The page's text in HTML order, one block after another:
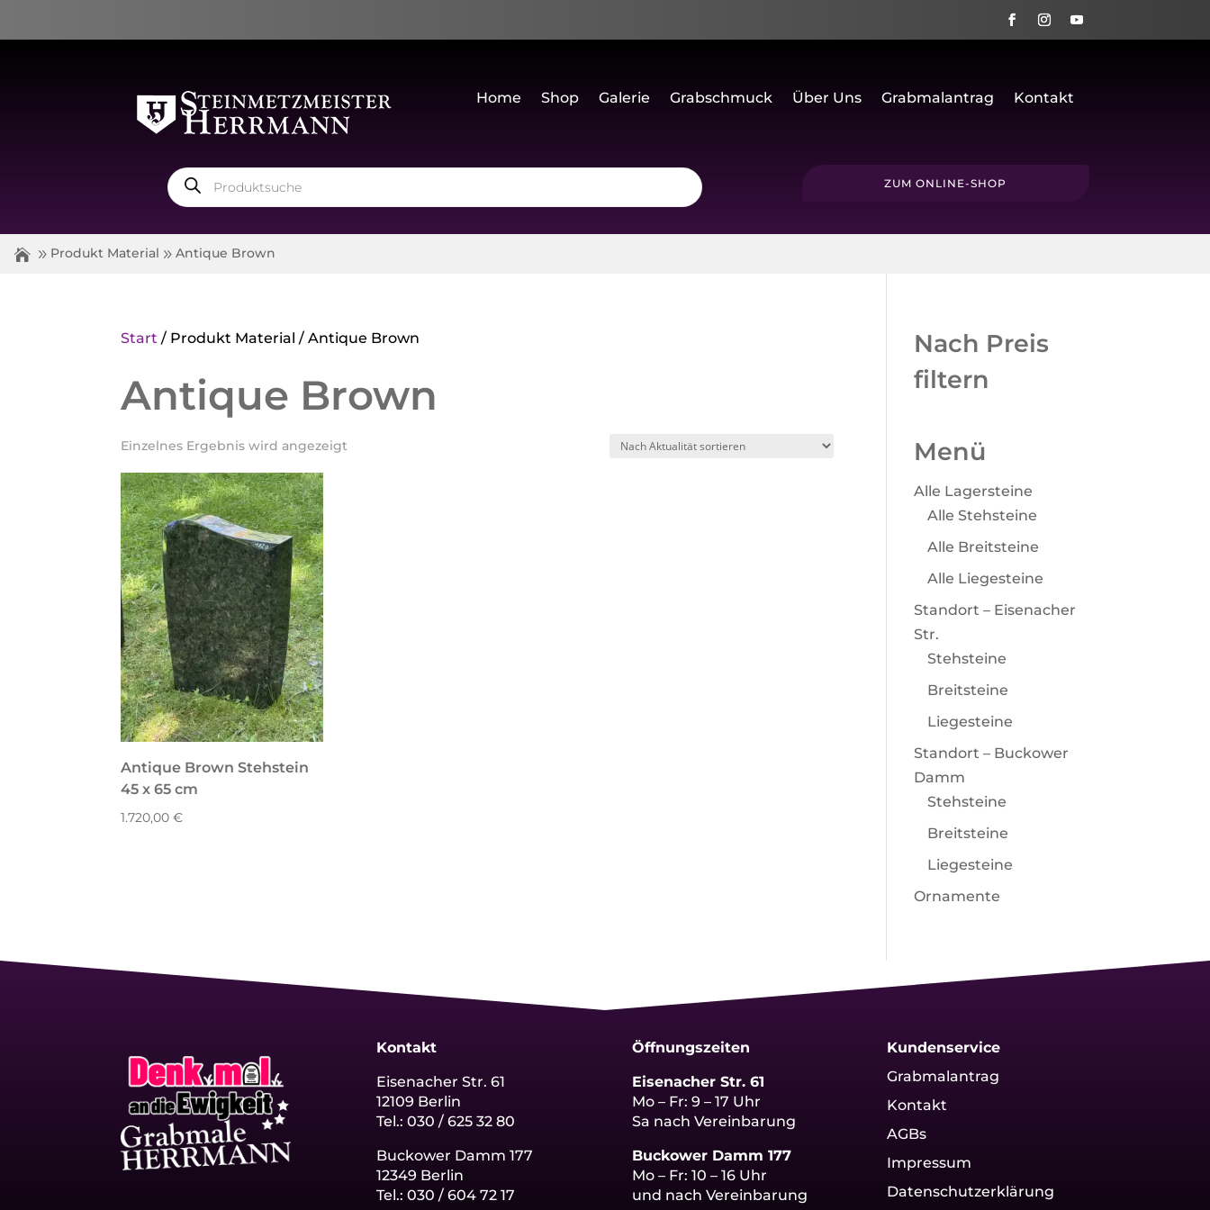
Home Shop Galerie Grabschmuck Über Uns Grabmalantrag Kontakt
Products
search
ZUM ONLINE-SHOP
Produkt Material Antique Brown
Start / Produkt Material / Antique Brown
Antique Brown
Einzelnes Ergebnis wird angezeigt
Antique Brown Stehstein
45 x 65 cm
1.720,00€
Nach Preis
filtern
Menü
Alle Lagersteine
Alle Stehsteine
Alle Breitsteine
Alle Liegesteine
Standort – Eisenacher
Str.
Stehsteine
Breitsteine
Liegesteine
Standort – Buckower
Damm
Stehsteine
Breitsteine
Liegesteine
Ornamente
Kontakt
Eisenacher Str. 61
12109 Berlin
Tel.: 030 / 625 32 80
Buckower Damm 177
12349 Berlin
Tel.: 030 / 604 72 17
Öffnungszeiten
Eisenacher Str. 61
Mo – Fr: 9 – 17 Uhr
Sa nach Vereinbarung
Buckower Damm 177
Mo – Fr: 10 – 16 Uhr
und nach Vereinbarung
Kundenservice
Grabmalantrag
Kontakt
AGBs
Impressum
Datenschutzerklärung